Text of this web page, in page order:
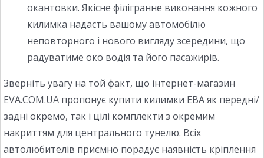
окантовки. Якісне філігранне виконання кожного
килимка надасть вашому автомобілю
неповторного і нового вигляду зсередини, що
радуватиме око водія та його пасажирів.
Зверніть увагу на той факт, що інтернет-магазин
EVA.COM.UA пропонує купити килимки ЕВА як передні/
задні окремо, так і цілі комплекти з окремим
накриттям для центрального тунелю. Всіх
автолюбителів приємно порадує наявність кріплення